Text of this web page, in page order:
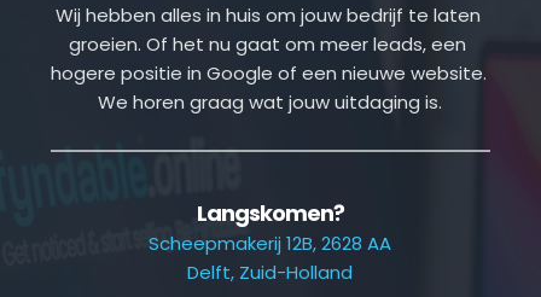
Wij hebben alles in huis om jouw bedrijf te laten
groeien. Of het nu gaat om meer leads, een
hogere positie in Google of een nieuwe website.
We horen graag wat jouw uitdaging is.
Langskomen?
Scheepmakerij 12B, 2628 AA
Delft, Zuid-Holland